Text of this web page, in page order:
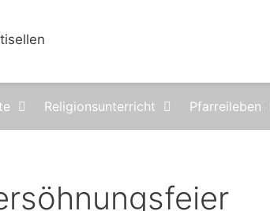
Religionsunterricht Pfarreileben